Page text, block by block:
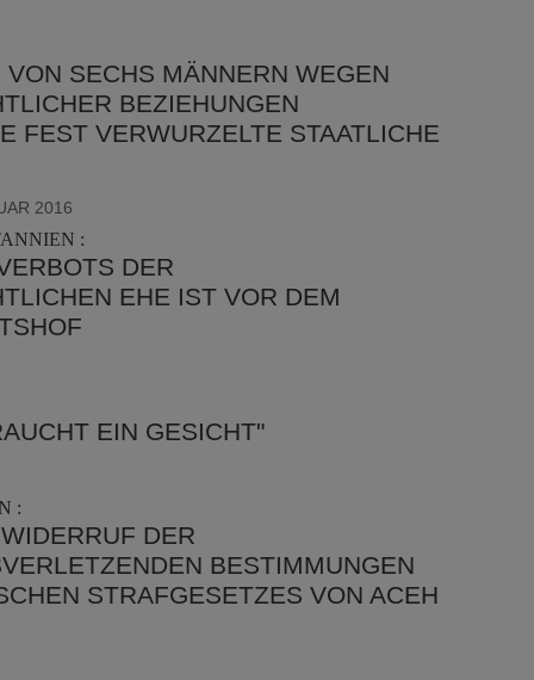
SECHS MÄNNERN WEGEN
BEZIEHUNGEN
FEST VERWURZELTE STAATLICHE
2016
:
DER
EHE IST VOR DEM
EIN GESICHT"
:
DER
BESTIMMUNGEN
STRAFGESETZES VON ACEH